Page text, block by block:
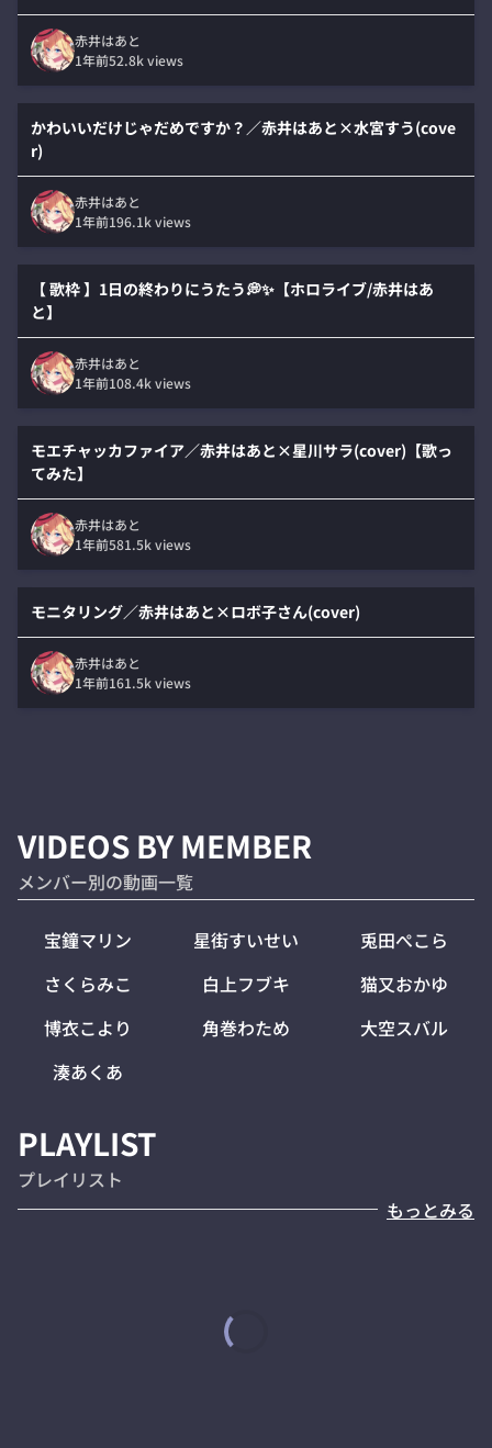
赤井はあと
1年前52.8kviews
かわいいだけじゃだめですか？／赤井はあと×水宮すう(cove
r)
赤井はあと
1年前196.1kviews
【 歌枠 】1日の終わりにうたう💭✨【ホロライブ/赤井はあ
と】
赤井はあと
1年前108.4kviews
モエチャッカファイア／赤井はあと×星川サラ(cover)【歌っ
てみた】
赤井はあと
1年前581.5kviews
モニタリング／赤井はあと×ロボ子さん(cover)
赤井はあと
1年前161.5kviews
VIDEOS BY MEMBER
メンバー別の動画一覧
宝鐘マリン 星街すいせい
兎田ぺこら
さくらみこ
白上フブキ
猫又おかゆ
博衣こより
角巻わため
大空スバル
湊あくあ
PLAYLIST
プレイリスト
もっとみる